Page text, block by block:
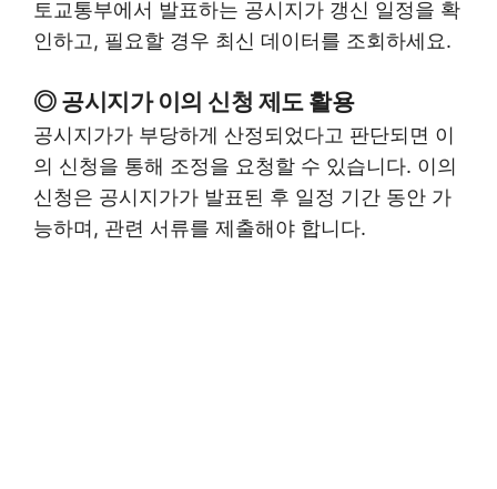
토교통부에서 발표하는 공시지가 갱신 일정을 확
인하고, 필요할 경우 최신 데이터를 조회하세요.
◎ 공시지가 이의 신청 제도 활용
공시지가가 부당하게 산정되었다고 판단되면 이
의 신청을 통해 조정을 요청할 수 있습니다. 이의
신청은 공시지가가 발표된 후 일정 기간 동안 가
능하며, 관련 서류를 제출해야 합니다.